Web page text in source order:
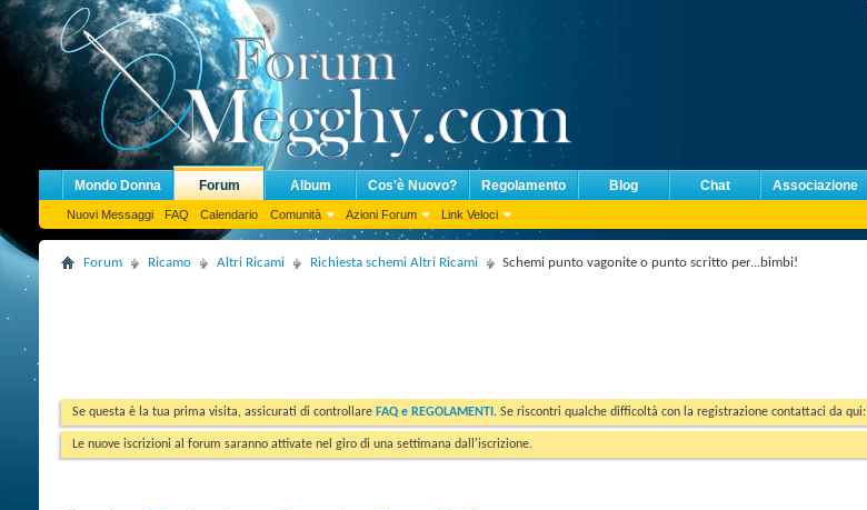
Mondo Donna Forum
Nuovi Messaggi FAQ Calendario Comunità Azioni Forum Link Veloci
Album Cos'è Nuovo? Regolamento Blog Chat Associazione
Forum Ricamo Altri Ricami Richiesta schemi Altri Ricami Schemi punto vagonite o punto scritto per...bimbi!
Se questa è la tua prima visita, assicurati di controllare FAQ e REGOLAMENTI . Se riscontri qualche difficoltà con la registrazione contattaci da qui:
Le nuove iscrizioni al forum saranno attivate nel giro di una settimana dall'iscrizione.